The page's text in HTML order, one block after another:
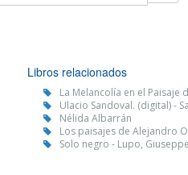
Libros relacionados
La Melancolía en el Paisaje
Ulacio Sandoval. (digital) -
Nélida Albarrán
Los paisajes de Alejandro
Solo negro - Lupo, Giuseppe